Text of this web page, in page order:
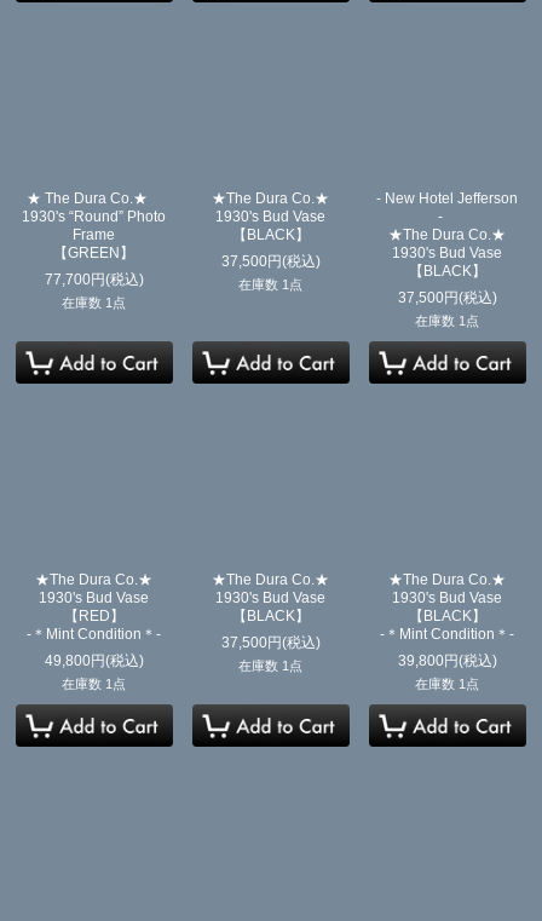
★ The Dura Co.★
1930's “Round” Photo
Frame
【GREEN】
77,700円(税込)
在庫数 1点
★The Dura Co.★
1930's Bud Vase
【BLACK】
37,500円(税込)
在庫数 1点
- New Hotel Jefferson
-
★The Dura Co.★
1930's Bud Vase
【BLACK】
37,500円(税込)
在庫数 1点
★The Dura Co.★
1930's Bud Vase
【RED】
-＊Mint Condition＊-
49,800円(税込)
在庫数 1点
★The Dura Co.★
1930's Bud Vase
【BLACK】
37,500円(税込)
在庫数 1点
★The Dura Co.★
1930's Bud Vase
【BLACK】
-＊Mint Condition＊-
39,800円(税込)
在庫数 1点